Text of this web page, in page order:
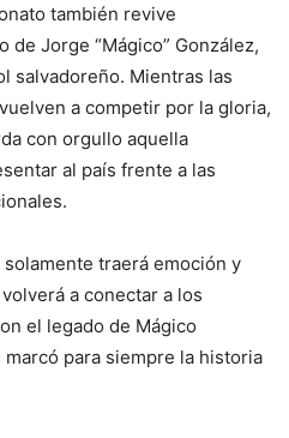
también revive
Jorge “Mágico” González,
salvadoreño. Mientras las
a competir por la gloria,
con orgullo aquella
al país frente a las
traerá emoción y
a conectar a los
el legado de Mágico
para siempre la historia